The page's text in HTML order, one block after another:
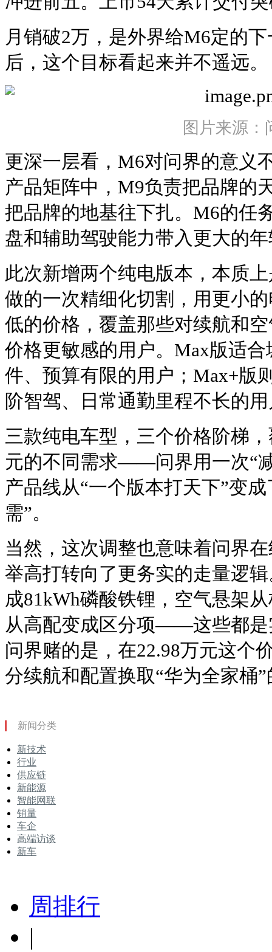
月销破2万，是外界给M6定的
后，这个目标看起来并不遥远。
图片来源：
更深一层看，M6对问界的意义
产品矩阵中，M9负责把品牌的
把品牌的地基往下扎。M6的任
盘和辅助驾驶能力带入更大的
此次新增两个纯电版本，本质
做的一次精细化切割，用更小
低的价格，覆盖那些对续航和
价格更敏感的用户。Max版适
件、预算有限的用户；Max+版
阶智驾、日常通勤里程不长的
三款纯电车型，三个价格阶梯
元的不同需求——问界用一次“
产品线从“一个版本打天下”变
需”。
当然，这次调整也意味着问界
举高打转向了更务实的走量逻
成81kWh磷酸铁锂，空气悬架
从高配变成区分项——这些都是
问界赌的是，在22.98万元这个
分续航和配置换取“华为全家桶
新闻分类
新技术
行业
供应链
新能源
智能网联
销量
车企
高端访谈
新车
周排行
|